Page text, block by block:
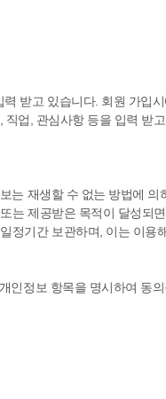
받고 있습니다. 회원 가입
업, 관심사항 등을 입력 받고
는 재생할 수 없는 방법에 의
는 제공받은 목적이 달성되
정기간 보관하며, 이는 이용
인정보 항목을 명시하여 동의